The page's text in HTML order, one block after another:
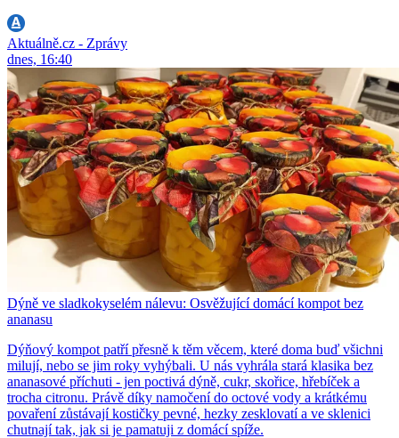
Aktuálně.cz - Zprávy
dnes, 16:40
Dýně ve sladkokyselém nálevu: Osvěžující domácí kompot bez
ananasu
Dýňový kompot patří přesně k těm věcem, které doma buď všichni
milují, nebo se jim roky vyhýbali. U nás vyhrála stará klasika bez
ananasové příchuti - jen poctivá dýně, cukr, skořice, hřebíček a
trocha citronu. Právě díky namočení do octové vody a krátkému
povaření zůstávají kostičky pevné, hezky zesklovatí a ve sklenici
chutnají tak, jak si je pamatuji z domácí spíže.